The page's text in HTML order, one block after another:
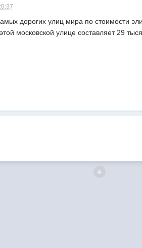
дорогих улиц мира по стоимости
московской улице составляет 29